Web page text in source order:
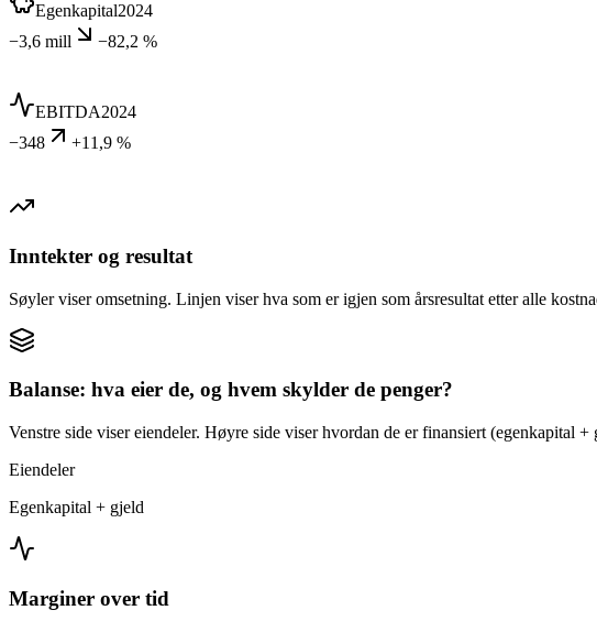
Egenkapital2024
−3,6 mill
−82,2 %
EBITDA2024
−348
+11,9 %
Inntekter og resultat
Søyler viser omsetning. Linjen viser hva som er igjen som årsresultat etter alle
Balanse: hva eier de, og hvem skylder de penger?
Venstre side viser eiendeler. Høyre side viser hvordan de er finansiert (egenkapital
Eiendeler
Egenkapital + gjeld
Marginer over tid